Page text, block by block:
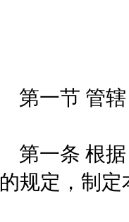
第一节 管辖
第一条 根据
的规定，制